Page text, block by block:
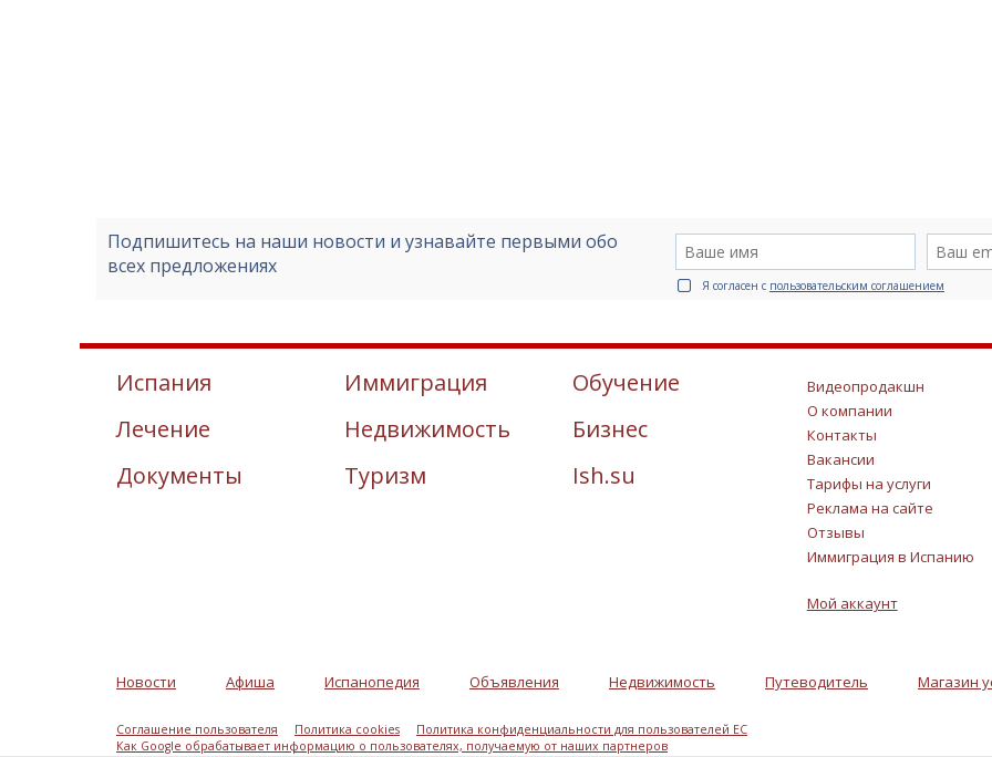
Подпишитесь на наши новости и узнавайте первыми обо
всех предложениях
Я согласен с пользовательским соглашением
Испания Иммиграция
Обучение
Лечение
Недвижимость
Бизнес
Документы
Туризм Ish.su
Видеопродакшн
О компании
Контакты
Вакансии
Тарифы на услуги
Реклама на сайте
Отзывы
Иммиграция в Испанию
Мой аккаунт
Новости Афиша Испанопедия Объявления Недвижимость Путеводитель Магазин
Соглашение пользователя Политика cookies
Политика конфиденциальности для пользователей ЕС
Как Google обрабатывает информацию о пользователях, получаемую от наших партнеров